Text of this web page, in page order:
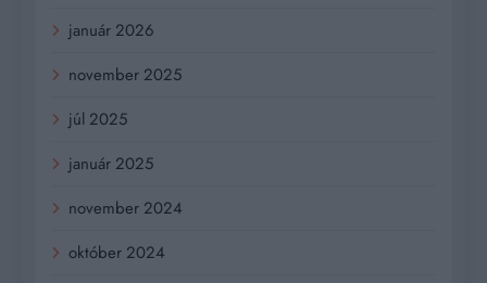
január 2026
november 2025
júl 2025
január 2025
november 2024
október 2024